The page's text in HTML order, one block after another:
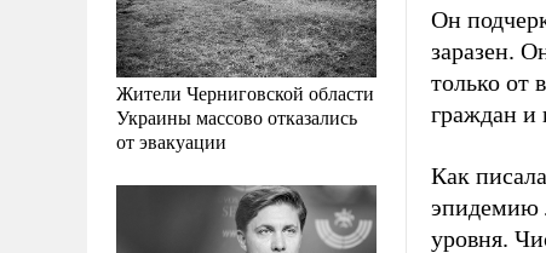
Жители Черниговской области
Украины массово отказались
от эвакуации
Он
заразен.
только от
граждан и
Как
эпидемию
уровня.